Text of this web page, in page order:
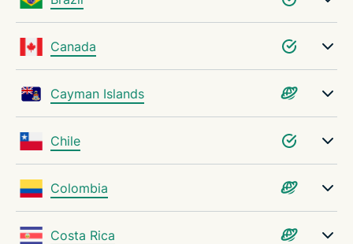
Pourquoi choisir ExpressVPN ?
FAQ : Serveurs VPN
Essayez ExpressVPN dès aujourd’hui, sans
engagement
Canada
Cayman Islands
Chile
Colombia
Costa Rica